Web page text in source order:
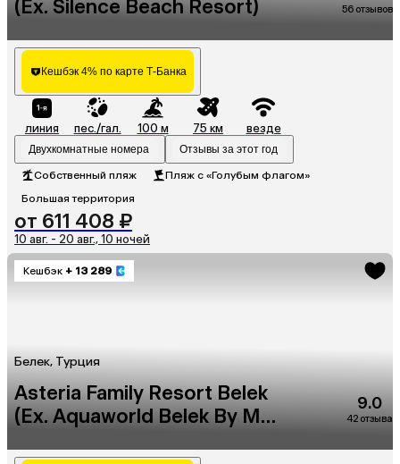
(Ex. Silence Beach Resort) 56 отзывов
Кешбэк 4% по карте Т-Банка
линия пес./гал. 100 м 75 км везде
Двухкомнатные номера Отзывы за этот год
Собственный пляж
Пляж с «Голубым флагом»
Большая территория
от 611 408 ₽
10 авг. - 20 авг., 10 ночей
Кешбэк + 13 289
Белек, Турция
Asteria Family Resort Belek
(Ex. Aquaworld Belek By Mp
9.0
42 отзыва